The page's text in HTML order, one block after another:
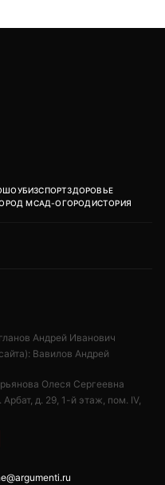
ШОУБИЗСПОРТЗДОРОВЬЕ
МСАД-ОГОРОДИСТОРИЯ
Андрей Иванович
Вавилов Андрей
Олеся Сергеевна
д. 29, 1-й этаж, пом. IV,